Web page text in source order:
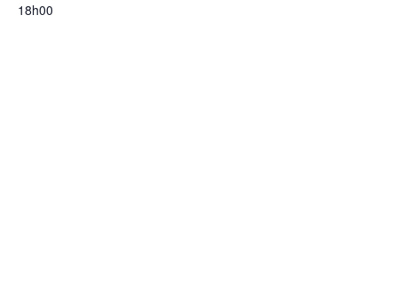
18h00